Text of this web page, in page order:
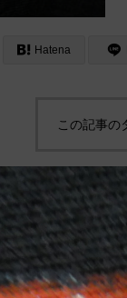
Hatena
この記事の